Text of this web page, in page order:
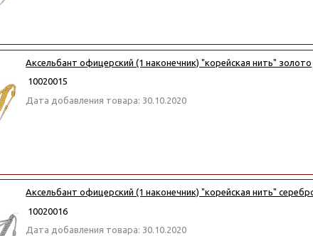
Аксельбант офицерский (1 наконечник) "корейская нить" золото
10020015
Дата добавления товара: 30.10.2020
Аксельбант офицерский (1 наконечник) "корейская нить"
10020016
Дата добавления товара: 30.10.2020